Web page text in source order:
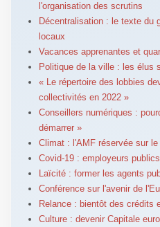
l'organisation des scrutins
Décentralisation : le texte du
locaux
Vacances apprenantes et
Politique de la ville : les élus
« Le répertoire des lobbies
collectivités en 2022 »
Conseillers numériques :
démarrer »
Climat : l'AMF réservée sur le
Covid-19 : employeurs
Laïcité : former les agents
Conférence sur l'avenir de
Relance : bientôt des crédits
Culture : devenir Capitale